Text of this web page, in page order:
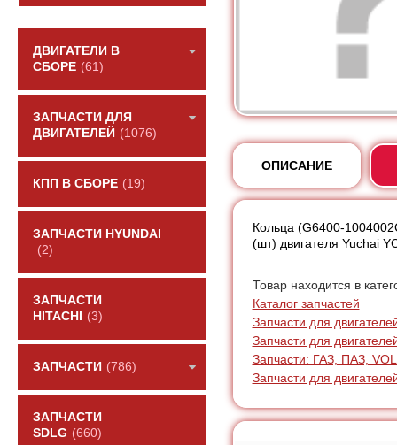
ДВИГАТЕЛИ В
СБОРЕ (61)
ЗАПЧАСТИ ДЛЯ
ДВИГАТЕЛЕЙ (1076)
КПП В СБОРЕ (19)
ЗАПЧАСТИ HYUNDAI
(2)
ЗАПЧАСТИ
HITACHI
(3)
ЗАПЧАСТИ (786)
ЗАПЧАСТИ
SDLG (660)
ОПИСАНИЕ
Кольца (G6400-
(шт) двигателя Yuchai
Товар находится в
Каталог запчастей
Запчасти для
Запчасти для
Запчасти: ГАЗ, ПАЗ,
Запчасти для